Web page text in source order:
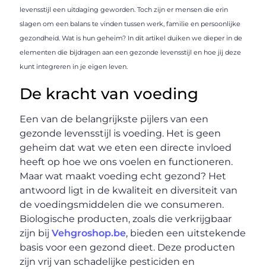
levensstijl een uitdaging geworden. Toch zijn er mensen die erin
slagen om een balans te vinden tussen werk, familie en persoonlijke
gezondheid. Wat is hun geheim? In dit artikel duiken we dieper in de
elementen die bijdragen aan een gezonde levensstijl en hoe jij deze
kunt integreren in je eigen leven.
De kracht van voeding
Een van de belangrijkste pijlers van een
gezonde levensstijl is voeding. Het is geen
geheim dat wat we eten een directe invloed
heeft op hoe we ons voelen en functioneren.
Maar wat maakt voeding echt gezond? Het
antwoord ligt in de kwaliteit en diversiteit van
de voedingsmiddelen die we consumeren.
Biologische producten, zoals die verkrijgbaar
zijn bijVehgroshop.be, bieden een uitstekende
basis voor een gezond dieet. Deze producten
zijn vrij van schadelijke pesticiden en